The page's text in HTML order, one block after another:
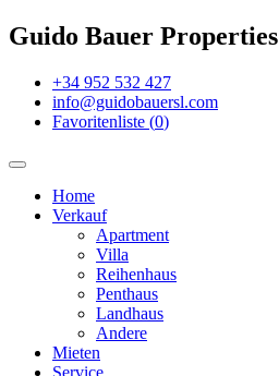
Guido Bauer Properties
+34 952 532 427
info@guidobauersl.com
Favoritenliste (0)
Home
Verkauf
Apartment
Villa
Reihenhaus
Penthaus
Landhaus
Andere
Mieten
Service